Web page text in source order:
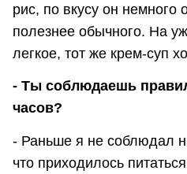
рис, по вкусу он немного
полезнее обычного. На
легкое, тот же крем-суп
- Ты соблюдаешь
часов?
- Раньше я не соблюдал
что приходилось